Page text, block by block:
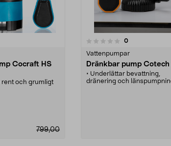
Cocraft HS
rent och grumligt
nivåbrytare.
l/min.
799,00
5 stjärnor 0recensioner
Vattenpumpar
Dränkbar pump Cotech
• Underlättar bevattning,
dränering och
0.0 av 5 stjärnor